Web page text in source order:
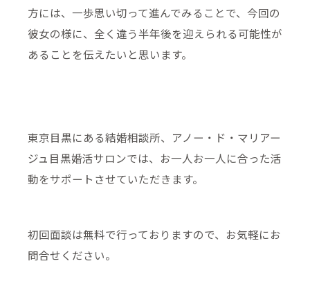
方には、一歩思い切って進んでみることで、今回の
彼女の様に、全く違う半年後を迎えられる可能性が
あることを伝えたいと思います。
東京目黒にある結婚相談所、アノー・ド・マリアー
ジュ目黒婚活サロンでは、お一人お一人に合った活
動をサポートさせていただきます。
初回面談は無料で行っておりますので、お気軽にお
問合せください。